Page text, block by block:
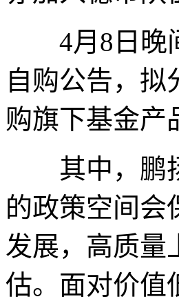
4月8日晚间
自购公告，拟
购旗下基金产
其中，鹏扬
的政策空间会
发展，高质量
估。面对价值